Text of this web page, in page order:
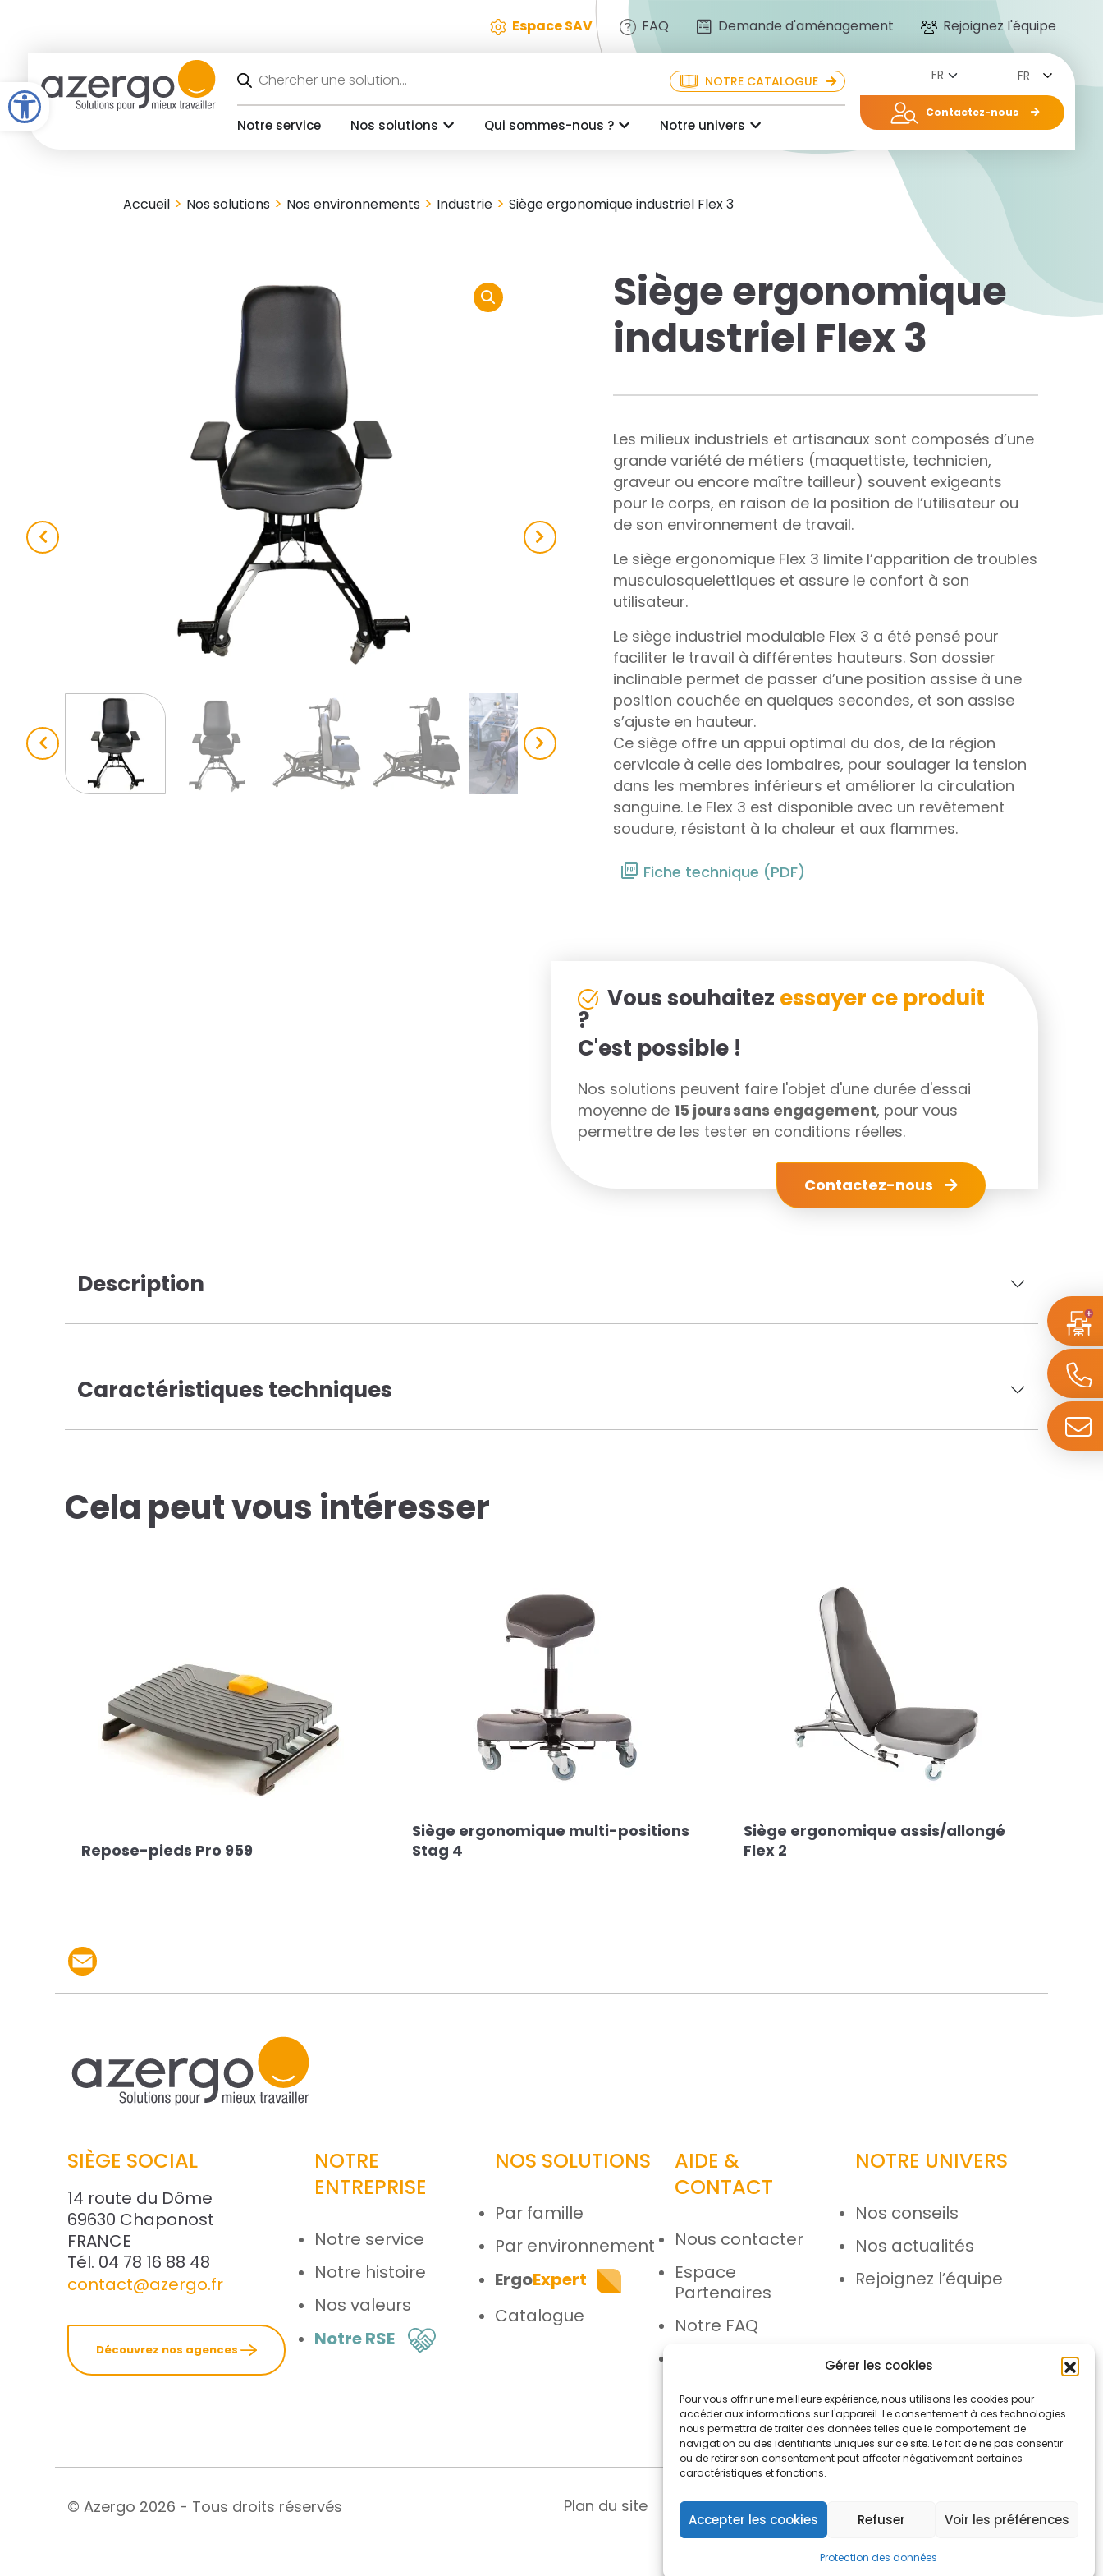
Open toolbar
Gérer les cookies
Pour vous offrir une meilleure expérience, nous utilisons les cookies pour
accéder aux informations sur l'appareil. Le consentement à ces technologies
nous permettra de traiter des données telles que le comportement de
navigation ou des identifiants uniques sur ce site. Le fait de ne pas consentir
ou de retirer son consentement peut affecter négativement certaines
caractéristiques et fonctions.
Accepter les cookies Refuser Voir les préférences
Protection des données
Espace SAV FAQ Demande d'aménagement Rejoignez l'équipe
de
produits
NOTRE CATALOGUE
Notre service Nos solutions Qui sommes-nous ? Notre univers
FR
Contactez-nous
Accueil > Nos solutions > Nos environnements > Industrie >Siège ergonomique industriel Flex 3
Previous Next
Siège ergonomique
industriel Flex 3
Les milieux industriels et artisanaux sont composés d’une
grande variété de métiers (maquettiste, technicien,
graveur ou encore maître tailleur) souvent exigeants
pour le corps, en raison de la position de l’utilisateur ou
de son environnement de travail.
Le siège ergonomique Flex 3 limite l’apparition de troubles
musculosquelettiques et assure le confort à son
utilisateur.
Le siège industriel modulable Flex 3 a été pensé pour
faciliter le travail à différentes hauteurs. Son dossier
inclinable permet de passer d’une position assise à une
position couchée en quelques secondes, et son assise
s’ajuste en hauteur.
Ce siège offre un appui optimal du dos, de la région
cervicale à celle des lombaires, pour soulager la tension
dans les membres inférieurs et améliorer la circulation
sanguine. Le Flex 3 est disponible avec un revêtement
soudure, résistant à la chaleur et aux flammes.
Fiche technique (PDF)
Vous souhaitez essayer ce produit
?
C'est possible !
Nos solutions peuvent faire l'objet d'une durée d'essai
moyenne de 15 jours sans engagement, pour vous
permettre de les tester en conditions réelles.
Contactez-nous
Description
Caractéristiques techniques
Cela peut vous intéresser
Repose-pieds Pro 959
Siège ergonomique multi-positions
Stag 4
Siège ergonomique assis/allongé
Flex 2
Partager le produit par email
SIÈGE SOCIAL
14 route du Dôme
69630 Chaponost
FRANCE
Tél. 04 78 16 88 48
contact@azergo.fr
Découvrez nos agences
NOTRE
ENTREPRISE
Notre service
Notre histoire
Nos valeurs
Notre RSE
NOS SOLUTIONS
Par famille
Par environnement
ErgoExpert
Catalogue
AIDE &
CONTACT
Nous contacter
Espace
Partenaires
Notre FAQ
NOTRE UNIVERS
Nos conseils
Nos actualités
Rejoignez l’équipe
© Azergo 2026 - Tous droits réservés Plan du site Mentions légales